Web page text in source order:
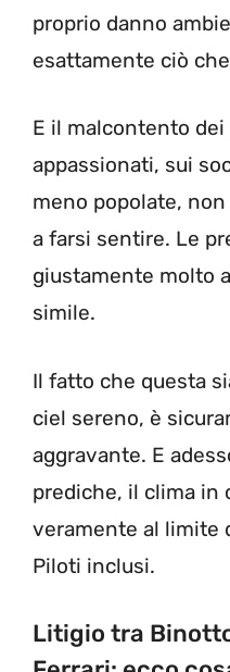
proprio danno
esattamente ciò
E il malcontento
appassionati, sui
meno popolate,
a farsi sentire. Le
giustamente molto
simile.
Il fatto che questa
ciel sereno, è
aggravante. E
prediche, il clima in
veramente al limite
Piloti inclusi.
Litigio tra